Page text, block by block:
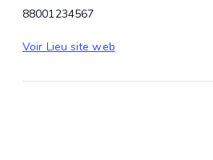
88001234567
Voir Lieu site web